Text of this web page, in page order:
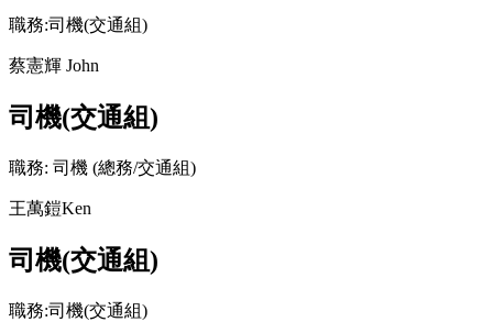
職務:司機(交通組)
蔡憲輝 John
司機(交通組)
職務: 司機 (總務/交通組)
王萬鎧Ken
司機(交通組)
職務:司機(交通組)